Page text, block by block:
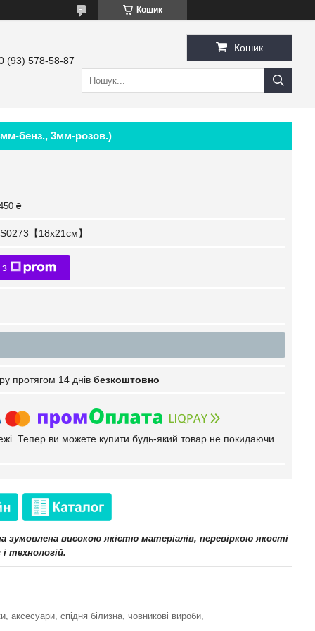
Кошик
(93) 578-58-87
Кошик
бенз., 3мм-розов.)
₴
【18x21см】
протягом 14 днів безкоштовно
Тепер ви можете купити будь-який товар не покидаючи
зумовлена високою якістю матеріалів, перевіркою якості
технологій.
аксесуари, спідня білизна, човникові вироби,